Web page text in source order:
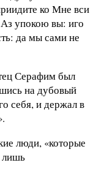
ко Мне вси
упокою вы: иго
да мы сами не
Серафим был
на дубовый
себя, и держал в
люди, «которые
лишь